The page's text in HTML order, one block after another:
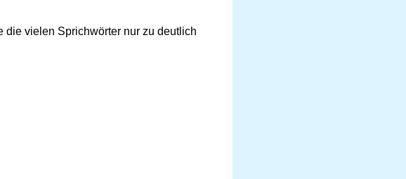
die vielen Sprichwörter nur zu deutlich